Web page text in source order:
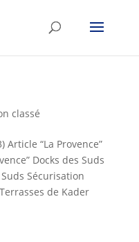
classé
Article “La Provence”
Docks des Suds
Suds Sécurisation
de Kader